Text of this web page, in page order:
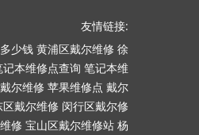
友情链接:
少钱 黄浦区戴尔维修 徐
记本维修点查询 笔记本维
尔维修 苹果维修点 戴尔
区戴尔维修 闵行区戴尔修
修 宝山区戴尔维修站 杨